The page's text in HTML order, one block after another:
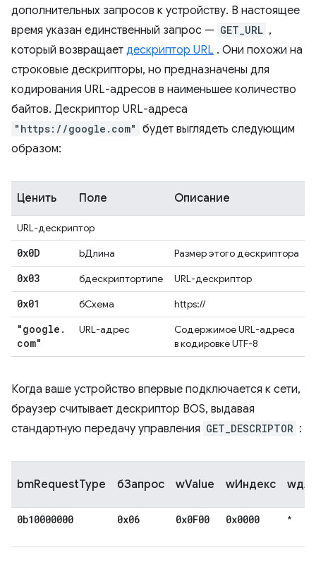
дополнительных запросов к устройству. В настоящее
время указан единственный запрос — GET_URL ,
который возвращает дескриптор URL . Они похожи на
строковые дескрипторы, но предназначены для
кодирования URL-адресов в наименьшее количество
байтов. Дескриптор URL-адреса
"https://google.com" будет выглядеть следующим
образом:
Ценить Поле Описание
URL-дескриптор
0x0D bДлина Размер этого дескриптора
0x03 бдескриптортипе URL-дескриптор
0x01 бСхема https://
"google .
com"
URL-адрес
Содержимое URL-адреса
в кодировке UTF-8
Когда ваше устройство впервые подключается к сети,
браузер считывает дескриптор BOS, выдавая
стандартную передачу управления GET_DESCRIPTOR :
bmRequestType бЗапрос wValue wИндекс
0b10000000 0x06 0x0F00 0x0000 *